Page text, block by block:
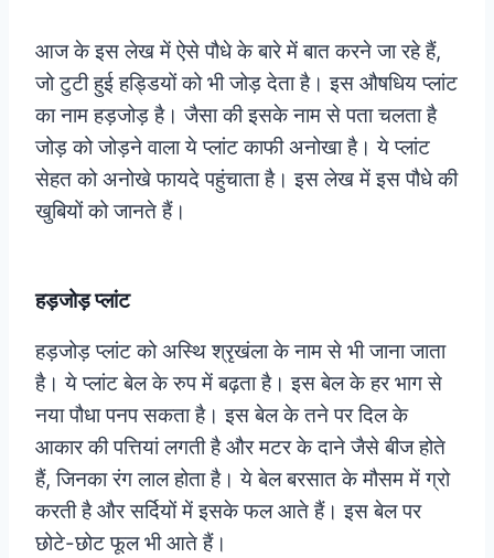
आज के इस लेख में ऐसे पौधे के बारे में बात करने जा रहे हैं,
जो टुटी हुई हड्डियों को भी जोड़ देता है। इस औषधिय प्लांट
का नाम हड़जोड़ है। जैसा की इसके नाम से पता चलता है
जोड़ को जोड़ने वाला ये प्लांट काफी अनोखा है। ये प्लांट
सेहत को अनोखे फायदे पहुंचाता है। इस लेख में इस पौधे की
खुबियों को जानते हैं।
हड़जोड़ प्लांट
हड़जोड़ प्लांट को अस्थि श्रृखंला के नाम से भी जाना जाता
है। ये प्लांट बेल के रुप में बढ़ता है। इस बेल के हर भाग से
नया पौधा पनप सकता है। इस बेल के तने पर दिल के
आकार की पत्तियां लगती है और मटर के दाने जैसे बीज होते
हैं, जिनका रंग लाल होता है। ये बेल बरसात के मौसम में ग्रो
करती है और सर्दियों में इसके फल आते हैं। इस बेल पर
छोटे-छोट फूल भी आते हैं।